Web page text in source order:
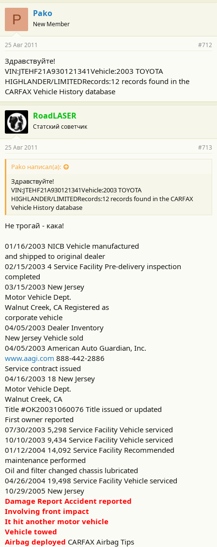
P Pako
New Member
25 Авг 2011 #712
Здравствуйте!
VIN:JTEHF21A930121341Vehicle:2003 TOYOTA
HIGHLANDER/LIMITEDRecords:12 records found in the
CARFAX Vehicle History database
RoadLASER
Статский советчик
25 Авг 2011 #713
Pako написал(а):
Здравствуйте!
VIN:JTEHF21A930121341Vehicle:2003 TOYOTA
HIGHLANDER/LIMITEDRecords:12 records found in the CARFAX
Vehicle History database
Не трогай - кака!
01/16/2003 NICB Vehicle manufactured
and shipped to original dealer
02/15/2003 4 Service Facility Pre-delivery inspection
completed
03/15/2003 New Jersey
Motor Vehicle Dept.
Walnut Creek, CA Registered as
corporate vehicle
04/05/2003 Dealer Inventory
New Jersey Vehicle sold
04/05/2003 American Auto Guardian, Inc.
www.aagi.com 888-442-2886
Service contract issued
04/16/2003 18 New Jersey
Motor Vehicle Dept.
Walnut Creek, CA
Title #OK20031060076 Title issued or updated
First owner reported
07/30/2003 5,298 Service Facility Vehicle serviced
10/10/2003 9,434 Service Facility Vehicle serviced
01/12/2004 14,092 Service Facility Recommended
maintenance performed
Oil and filter changed chassis lubricated
04/26/2004 19,498 Service Facility Vehicle serviced
10/29/2005 New Jersey
Damage Report Accident reported
Involving front impact
It hit another motor vehicle
Vehicle towed
Airbag deployed CARFAX Airbag Tips